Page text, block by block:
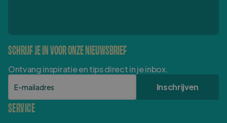
SCHRIJF JE IN VOOR ONZE NIEUWSBRIEF
Ontvang inspiratie en tips direct in je inbox.
E-mailadres
Inschrijven
SERVICE